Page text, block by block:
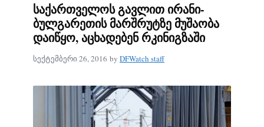
საქართველოს გავლით ირანი-
ბულგარეთის მარშრუტზე მუშაობა
დაიწყო, აცხადებენ რკინიგზაში
სექტემბერი 26, 2016 by DFWatch staff